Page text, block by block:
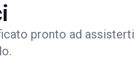
pronto ad assisterti